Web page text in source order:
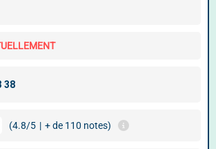
(4.8/5 | + de 110 notes)